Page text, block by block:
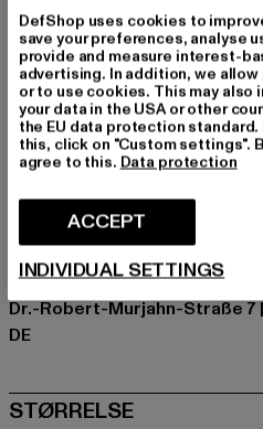
Typer af lukningstyper: skjult
Detaljer: Møntlomme,
Skær: Løs pasform
Mærke: DEF
Kategori: Loose Fit Jeans
Farve: blau
Producentens farve: midblue
Materialesammensætning:
Art.nr: DFJS193-03638
Producent: TB International
Dr.-Robert-Murjahn-Straße 7
DE
STØRRELSE
DefShop uses cookies to
save your preferences, analyse
provide and measure interest-
advertising. In addition, we
or to use cookies. This may
your data in the USA or other
the EU data protection
this, click on "Custom settings".
agree to this. Data protection
ACCEPT
INDIVIDUAL SETTINGS